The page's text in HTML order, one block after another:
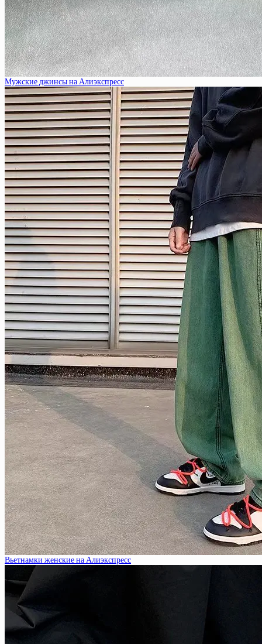
Мужские джинсы на Алиэкспресс
Вьетнамки женские на Алиэкспресс